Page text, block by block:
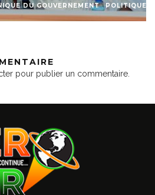
DU GOUVERNEMENT POLITIQUE
pour publier un commentaire.